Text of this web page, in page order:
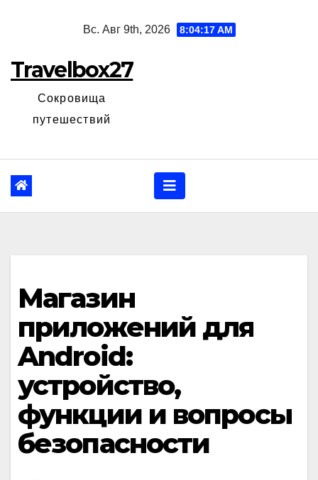
Вс. Авг 9th, 2026 8:04:18 AM
Travelbox27
Сокровища
путешествий
Магазин
приложений для
Android:
устройство,
функции и вопросы
безопасности